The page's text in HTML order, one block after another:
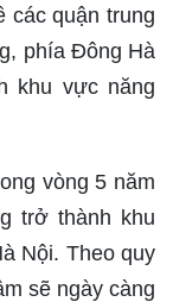
các quận trung
phía Đông Hà
khu vực năng
vòng 5 năm
trở thành khu
Nội. Theo quy
sẽ ngày càng